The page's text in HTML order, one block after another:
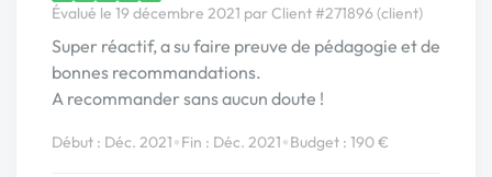
Évalué le 19 décembre 2021 par Client #271896 (client)
Super réactif, a su faire preuve de pédagogie et de
bonnes recommandations.
A recommander sans aucun doute !
Début : Déc. 2021•Fin : Déc. 2021•Budget : 190 €